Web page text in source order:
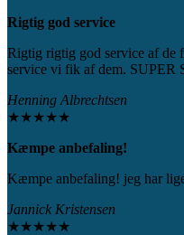
Rigtig god service​
Rigtig rigtig god service af de
service vi fik af dem. SUPER
Henning Albrechtsen​
★★★★★
Kæmpe anbefaling!​
Kæmpe anbefaling! jeg har
Jannick Kristensen
★★★★★